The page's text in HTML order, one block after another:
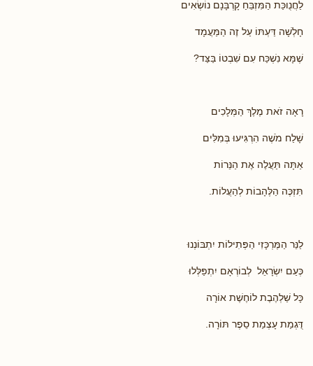
לַחֲנֻוכַּת הַמִּזְבֵּחַ קָרְבָּנָם נוֹשְׂאִים
חָלְשָׁה דַּעְתּוֹ עַל זֶה הַמַּעֲמָד
שֶׁמָּא נִשְׁכַּח עִם שִׁבְטוֹ בַּצַּד?
רָאָה זֹאת מֶלֶךְ הַמְּלָכִים
שָׁלַח מֹשֶׁה הִרְגִּיעוּ בְּמִלִּים
אַתָּה תַּעֲלֶה אֶת הַנֵּרוֹת
תִּזְכֶּה הַלֶּהָבוֹת לְהַעֲלוֹת.
לַנֵּר הַמֶּרְכָּזִי הַפְּתִילוֹת יִתְבּוֹנְנוּ
כְּעַם יִשְׂרָאֵל לְבוֹרְאָם יִתְפַּלְּלוּ
כָּל שַׁלְהֶבֶת לוֹחֶשֶׁת אוֹרָה
דֻּגְמַת עָצְמַת סֵפֶר תּוֹרָה.